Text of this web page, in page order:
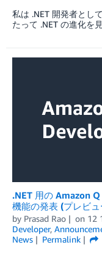
私は .NET 開発者とし
たって .NET の進化を
.NET 用の Amazon
機能の発表 (プレビ
by Prasad Rao on 12
Developer,
News
Permalink